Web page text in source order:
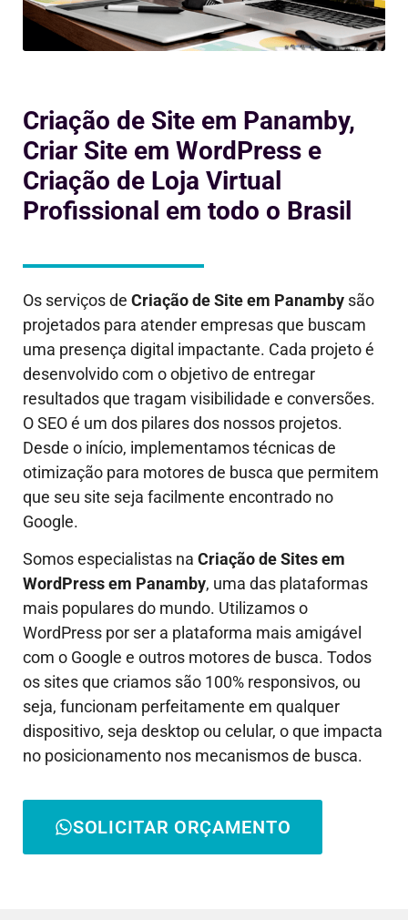
Criação de Site em Panamby,
Criar Site em WordPress e
Criação de Loja Virtual
Profissional em todo o Brasil
Os serviços de Criação de Site em Panamby são
projetados para atender empresas que buscam
uma presença digital impactante. Cada projeto é
desenvolvido com o objetivo de entregar
resultados que tragam visibilidade e conversões.
O SEO é um dos pilares dos nossos projetos.
Desde o início, implementamos técnicas de
otimização para motores de busca que permitem
que seu site seja facilmente encontrado no
Google.
Somos especialistas na Criação de Sites em
WordPress em Panamby, uma das plataformas
mais populares do mundo. Utilizamos o
WordPress por ser a plataforma mais amigável
com o Google e outros motores de busca. Todos
os sites que criamos são 100% responsivos, ou
seja, funcionam perfeitamente em qualquer
dispositivo, seja desktop ou celular, o que impacta
no posicionamento nos mecanismos de busca.
SOLICITAR ORÇAMENTO